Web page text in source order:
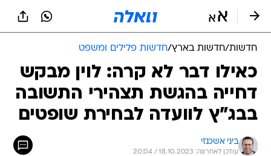
חדשות/חדשות בארץ/חדשות פלילים ומשפט
כאילו דבר לא קרה: לוין מבקש
דחייה בהגשת תצהירי התשובה
בבג"ץ לוועדה לבחירת שופטים
ביני אשכנזי
עודכן לאחרונה: 18.10.2023 / 20:04